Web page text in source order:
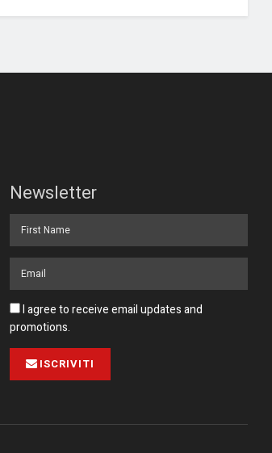
Newsletter
I agree to receive email updates and
promotions.
ISCRIVITI